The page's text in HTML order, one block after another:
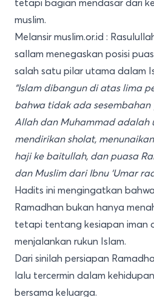
tetapi bagian mendasar dari
muslim.
Melansir muslim.or.id :
sallam menegaskan posisi
salah satu pilar utama dalam
“Islam dibangun di atas lima
bahwa tidak ada sesembahan
Allah dan Muhammad adalah
mendirikan sholat,
haji ke baitullah, dan puasa
dan Muslim dari Ibnu ‘Umar
Hadits ini mengingatkan
Ramadhan bukan hanya
tetapi tentang kesiapan iman
menjalankan rukun Islam.
Dari sinilah persiapan
lalu tercermin dalam
bersama keluarga.